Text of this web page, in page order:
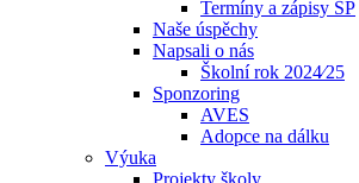
Termíny a zápisy ŠP
Naše úspěchy
Napsali o nás
Školní rok 2024⁄25
Sponzoring
AVES
Adopce na dálku
Výuka
Projekty školy